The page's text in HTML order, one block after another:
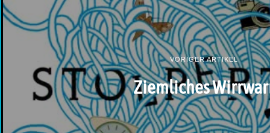
VORIGER ARTIKEL
Ziemliches